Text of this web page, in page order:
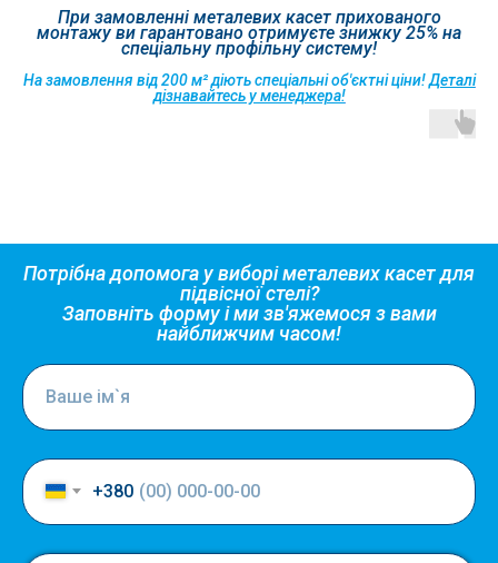
При замовленні металевих касет прихованого
монтажу ви гарантовано отримуєте знижку 25% на
спеціальну профільну систему!
На замовлення від 200 м² діють спеціальні об'єктні ціни!Деталі
дізнавайтесь у менеджера!
Потрібна допомога у виборі металевих касет для
підвісної стелі?
Заповніть форму і ми зв'яжемося з вами
найближчим часом!
+380